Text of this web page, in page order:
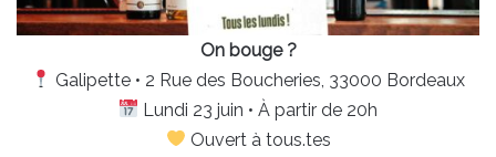
On bouge ?
Galipette • 2 Rue des Boucheries, 33000 Bordeaux
Lundi 23 juin • À partir de 20h
Ouvert à tous.tes